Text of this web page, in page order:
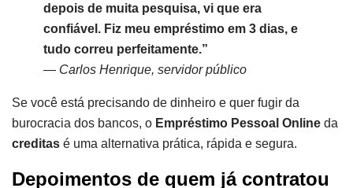
depois de muita pesquisa, vi que era
confiável. Fiz meu empréstimo em 3 dias, e
tudo correu perfeitamente.”
— Carlos Henrique, servidor público
Se você está precisando de dinheiro e quer fugir da
burocracia dos bancos, o Empréstimo Pessoal Online da
creditas é uma alternativa prática, rápida e segura.
Depoimentos de quem já contratou